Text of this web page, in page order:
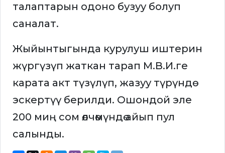
талаптарын одоно бузуу болуп
саналат.
Жыйынтыгында курулуш иштерин
жүргүзүп жаткан тарап М.В.И.ге
карата акт түзүлүп, жазуу түрүндө
эскертүү берилди. Ошондой эле
200 миң сом өлчөмүндө айып пул
салынды.